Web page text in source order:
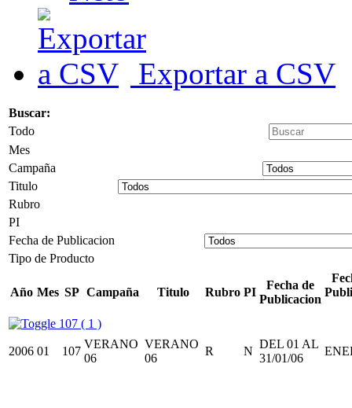
Exportar a CSV
Buscar:
Todo
Mes
Campaña
Titulo
Rubro
PI
Fecha de Publicacion
Tipo de Producto
Año Mes SP Campaña Titulo Rubro PI
Fecha de
Publicacion
107 ( 1 )
2006 01 107
VERANO
06
VERANO
06
R N
DEL 01 AL
31/01/06